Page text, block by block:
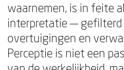
waarnemen, is in feite
interpretatie — gefilterd
overtuigingen en
Perceptie is niet een